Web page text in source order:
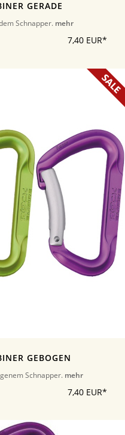
GERADE
Schnapper. mehr
7,40 EUR*
GEBOGEN
Schnapper. mehr
7,40 EUR*